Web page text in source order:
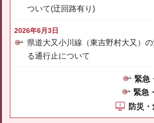
ついて(迂回路有り)
2026年6月3日
県道大又小川線（東吉野村大又）
る通行止について
緊急
緊急
防災